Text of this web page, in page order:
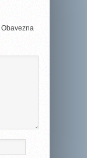
Obavezna